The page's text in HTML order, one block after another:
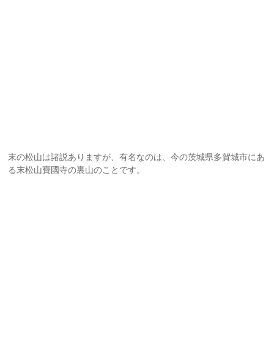
末の松山は諸説ありますが、有名なのは、今の茨城県多賀城市にあ
る末松山寶國寺の裏山のことです。